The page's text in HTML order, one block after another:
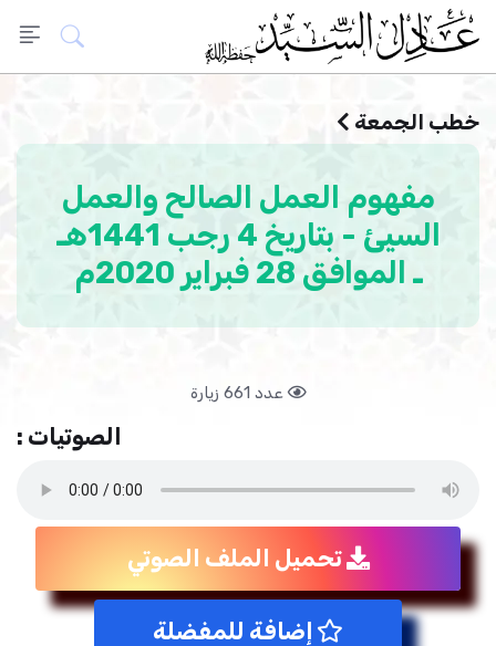
خطب الجمعة
مفهوم العمل الصالح والعمل
السيئ - بتاريخ 4 رجب 1441هـ
ـ الموافق 28 فبراير 2020م
عدد 661 زيارة
الصوتيات :
تحميل الملف الصوتي
إضافة للمفضلة